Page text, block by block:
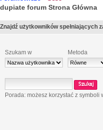
dupiate forum Strona Główna
Znajdź użytkowników spełniających
Szukam w Metoda
Porada: możesz korzystać z symboli